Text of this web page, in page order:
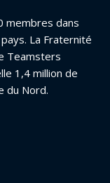
membres dans
La Fraternité
Teamsters
1,4 million de
du Nord.